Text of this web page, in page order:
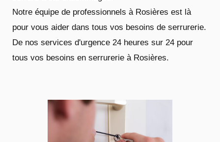
Notre équipe de professionnels à Rosières est là
pour vous aider dans tous vos besoins de serrurerie.
De nos services d'urgence 24 heures sur 24 pour
tous vos besoins en serrurerie à Rosières.